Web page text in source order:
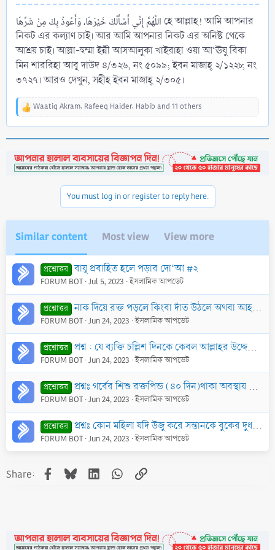
اللَّهُمَّ إِنِّي أَسْأَلُكَ خَيْرَهَا، وَأَعُوذُ بِكَ مِنْ شَرِّهَا হে আল্লাহ! আমি আপনার
নিকট এর কল্যাণ চাই। আর আমি আপনার নিকট এর অনিষ্ট থেকে
আশ্রয় চাই। আল্লা-হুম্মা ইন্নী আসআলুকা খাইরাহা ওয়া আ‘ঊযু বিকা
মিন শাররিহা আবূ দাউদ ৪/৩২৬, নং ৫০৯৯; ইবন মাজাহ্‌ ২/১২২৮, নং
৩৭২৭। আরও দেখুন, সহীহ ইবন মাজাহ্‌ ২/৩০৫।
R
t
i
Waatiq Akram, Rafeeq Haider, Habib and 11 others
You must log in or register to reply here.
Similar content Most view View more
প্রশ্নোত্তর বায়ূ প্রবাহিত হলে পড়ার দো‘আ #২
FORUM BOT Jul 5, 2023 ইসলামিক আপডেট
প্রশ্নোত্তর নাক দিয়ে রক্ত পড়লে কিংবা দাঁত উঠলে অথবা আহত হয়ে রক্ত প্রবাহিত হলে কি সিয়ামের কোন ক্ষতি হবে?
FORUM BOT Jun 24, 2023 ইসলামিক আপডেট
প্রশ্নোত্তর প্রশ্ন : যে ব্যক্তি চল্লিশ দিনকে কেবল আল্লাহর উদ্দেশ্যে নির্দিষ্ট করবে তার কথায় জ্ঞানের ধারা প্রবাহিত হবে’ মর্মে বর্ণিত হাদীছটি কি ছহীহ?
FORUM BOT Jun 24, 2023 ইসলামিক আপডেট
প্রশ্নোত্তর প্রশ্নঃ গর্বের শিশু রক্তপিন্ড (৪০ দিন)থাকা অবস্থায় যদি তাকে নষ্ট করে ফেলা হয় তাহলে কি প্রান হত্যার সমান গুনাহ হবে?
FORUM BOT Jun 24, 2023 ইসলামিক আপডেট
প্রশ্নোত্তর প্রশ্নঃ কোন মহিলা যদি উজু করে সন্তানকে বুকের দুধ পান করাই তাহলে কি তার উজু ভেঙ্গে যাবে?
FORUM BOT Jun 24, 2023 ইসলামিক আপডেট
Share: Facebook
BlueskyLinkedInWhatsApp
Link